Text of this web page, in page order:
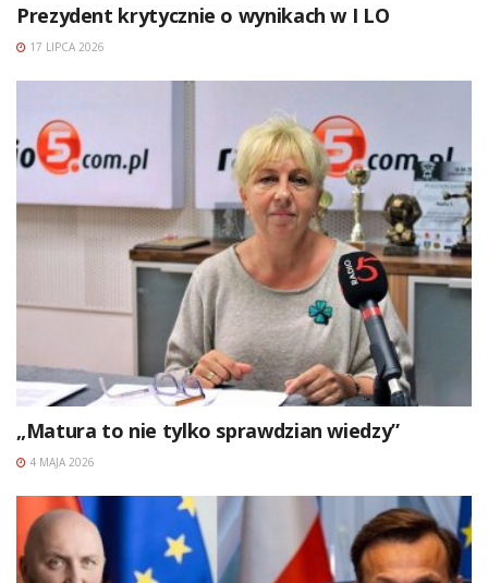
Prezydent krytycznie o wynikach w I LO
17 LIPCA 2026
„Matura to nie tylko sprawdzian wiedzy”
4 MAJA 2026